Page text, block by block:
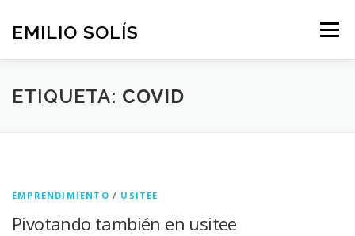
contenido
EMILIO SOLÍS Menú
SKILLS FORMACIÓN
ETIQUETA: COVID
EMPRENDIMIENTO / USITEE
Pivotando también en usitee